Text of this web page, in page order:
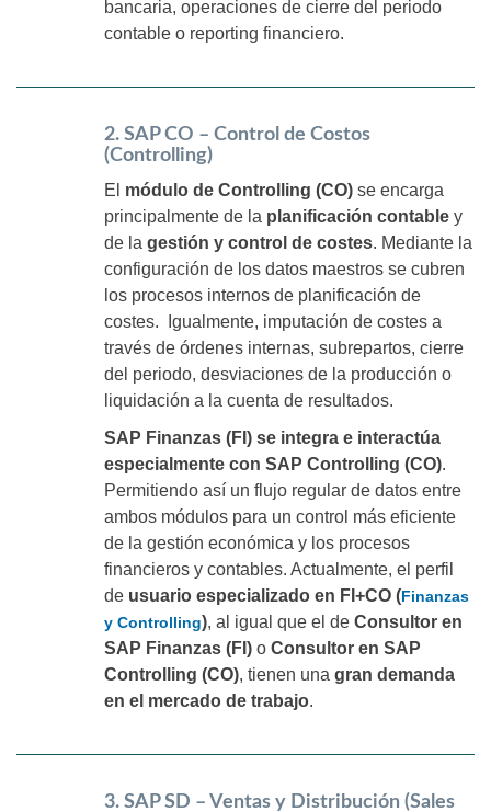
bancaria, operaciones de cierre del periodo
contable o reporting financiero.
2. SAP CO – Control de Costos
(Controlling)
El módulo de Controlling (CO) se encarga
principalmente de la planificación contable y
de la gestión y control de costes. Mediante la
configuración de los datos maestros se cubren
los procesos internos de planificación de
costes. Igualmente, imputación de costes a
través de órdenes internas, subrepartos, cierre
del periodo, desviaciones de la producción o
liquidación a la cuenta de resultados.
SAP Finanzas (FI) se integra e interactúa
especialmente con SAP Controlling (CO).
Permitiendo así un flujo regular de datos entre
ambos módulos para un control más eficiente
de la gestión económica y los procesos
financieros y contables. Actualmente, el perfil
de usuario especializado en FI+CO (Finanzas
y Controlling), al igual que el de Consultor en
SAP Finanzas (FI) o Consultor en SAP
Controlling (CO), tienen una gran demanda
en el mercado de trabajo.
3. SAP SD – Ventas y Distribución (Sales